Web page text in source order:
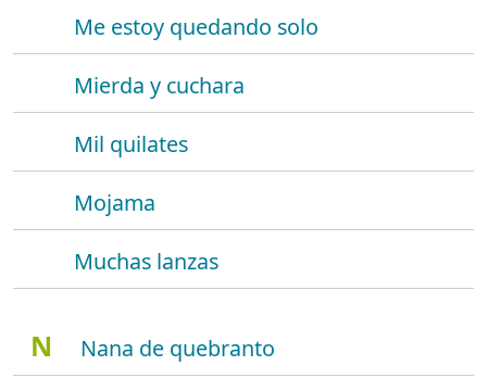
Me estoy quedando solo
Mierda y cuchara
Mil quilates
Mojama
Muchas lanzas
N
Nana de quebranto